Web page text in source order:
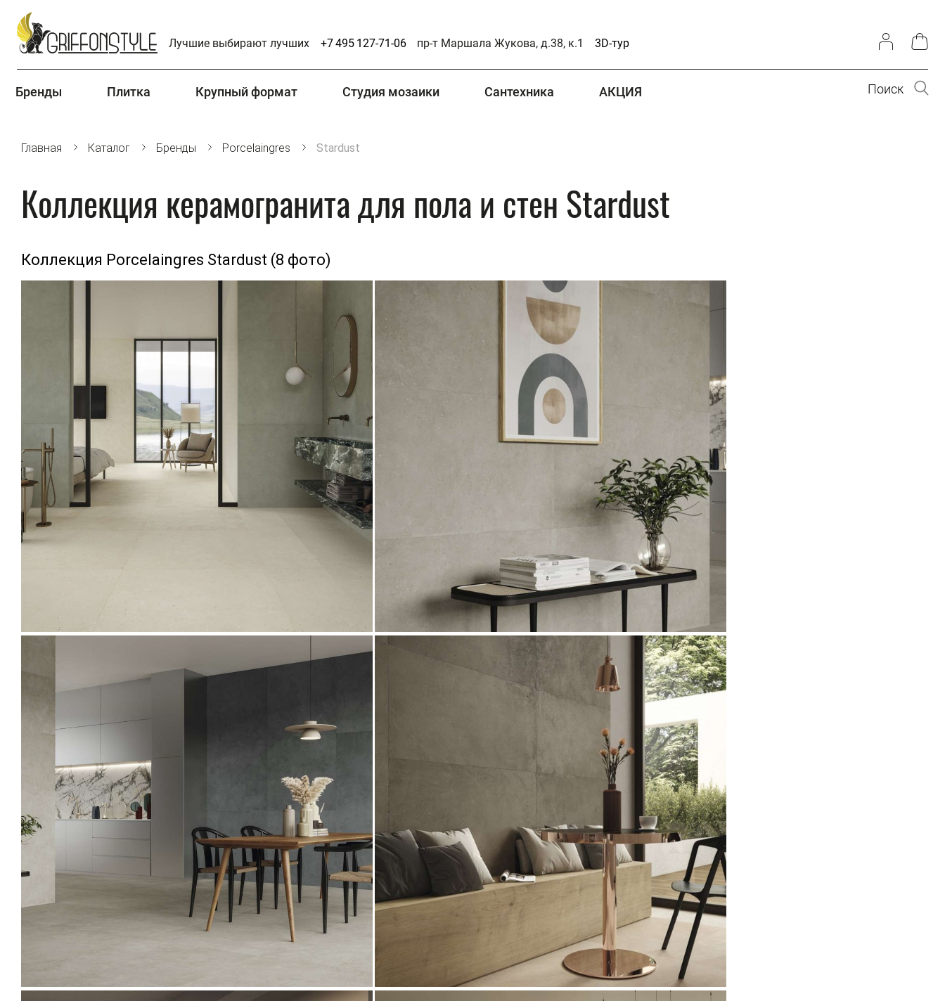
Лучшие выбирают лучших +7 495 127-71-06 пр-т Маршала Жукова, д.38, к.1 3D-тур
Бренды Плитка Крупный формат Студия мозаики Сантехника АКЦИЯ Поиск
Главная Каталог Бренды Porcelaingres Stardust
Коллекция керамогранита для пола и стен Stardust
Коллекция Porcelaingres Stardust (8 фото)